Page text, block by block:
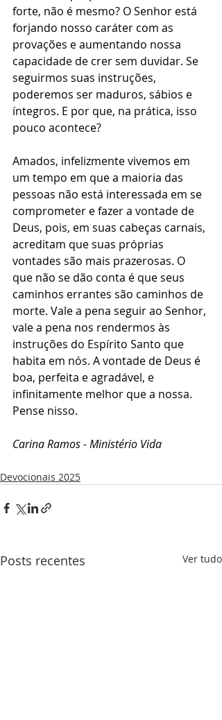
forte, não é mesmo? O Senhor está
forjando nosso caráter com as
provações e aumentando nossa
capacidade de crer sem duvidar. Se
seguirmos suas instruções,
poderemos ser maduros, sábios e
íntegros. E por que, na prática, isso
pouco acontece?
Amados, infelizmente vivemos em
um tempo em que a maioria das
pessoas não está interessada em se
comprometer e fazer a vontade de
Deus, pois, em suas cabeças carnais,
acreditam que suas próprias
vontades são mais prazerosas. O
que não se dão conta é que seus
caminhos errantes são caminhos de
morte. Vale a pena seguir ao Senhor,
vale a pena nos rendermos às
instruções do Espírito Santo que
habita em nós. A vontade de Deus é
boa, perfeita e agradável, e
infinitamente melhor que a nossa.
Pense nisso.
Carina Ramos - Ministério Vida
Devocionais 2025
Posts recentes Ver tudo